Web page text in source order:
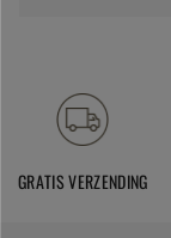
GRATIS VERZENDING